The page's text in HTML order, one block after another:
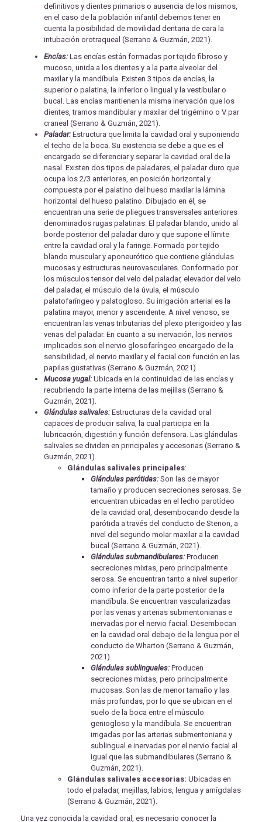
definitivos y dientes primarios o ausencia de los mismos,
en el caso de la población infantil debemos tener en
cuenta la posibilidad de movilidad dentaria de cara la
intubación orotraqueal (Serrano & Guzmán, 2021).
Encías: Las encías están formadas por tejido fibroso y
mucoso, unida a los dientes y a la parte alveolar del
maxilar y la mandíbula. Existen 3 tipos de encías, la
superior o palatina, la inferior o lingual y la vestibular o
bucal. Las encías mantienen la misma inervación que los
dientes, tramos mandibular y maxilar del trigémino o V par
craneal (Serrano & Guzmán, 2021).
Paladar: Estructura que limita la cavidad oral y suponiendo
el techo de la boca. Su existencia se debe a que es el
encargado se diferenciar y separar la cavidad oral de la
nasal. Existen dos tipos de paladares, el paladar duro que
ocupa los 2/3 anteriores, en posición horizontal y
compuesta por el palatino del hueso maxilar la lámina
horizontal del hueso palatino. Dibujado en él, se
encuentran una serie de pliegues transversales anteriores
denominados rugas palatinas. El paladar blando, unido al
borde posterior del paladar duro y que supone el límite
entre la cavidad oral y la faringe. Formado por tejido
blando muscular y aponeurótico que contiene glándulas
mucosas y estructuras neurovasculares. Conformado por
los músculos tensor del velo del paladar, elevador del velo
del paladar, el músculo de la úvula, el músculo
palatofaríngeo y palatogloso. Su irrigación arterial es la
palatina mayor, menor y ascendente. A nivel venoso, se
encuentran las venas tributarias del plexo pterigoideo y las
venas del paladar. En cuanto a su inervación, los nervios
implicados son el nervio glosofaríngeo encargado de la
sensibilidad, el nervio maxilar y el facial con función en las
papilas gustativas (Serrano & Guzmán, 2021).
Mucosa yugal: Ubicada en la continuidad de las encías y
recubriendo la parte interna de las mejillas (Serrano &
Guzmán, 2021).
Glándulas salivales: Estructuras de la cavidad oral
capaces de producir saliva, la cual participa en la
lubricación, digestión y función defensora. Las glándulas
salivales se dividen en principales y accesorias (Serrano &
Guzmán, 2021).
Glándulas salivales principales:
Glándulas parótidas: Son las de mayor
tamaño y producen secreciones serosas. Se
encuentran ubicadas en el lecho parotídeo
de la cavidad oral, desembocando desde la
parótida a través del conducto de Stenon, a
nivel del segundo molar maxilar a la cavidad
bucal (Serrano & Guzmán, 2021).
Glándulas submandibulares: Producen
secreciones mixtas, pero principalmente
serosa. Se encuentran tanto a nivel superior
como inferior de la parte posterior de la
mandíbula. Se encuentran vascularizadas
por las venas y arterias submentonianas e
inervadas por el nervio facial. Desembocan
en la cavidad oral debajo de la lengua por el
conducto de Wharton (Serrano & Guzmán,
2021).
Glándulas sublinguales: Producen
secreciones mixtas, pero principalmente
mucosas. Son las de menor tamaño y las
más profundas, por lo que se ubican en el
suelo de la boca entre el músculo
geniogloso y la mandíbula. Se encuentran
irrigadas por las arterias submentoniana y
sublingual e inervadas por el nervio facial al
igual que las submandibulares (Serrano &
Guzmán, 2021).
Glándulas salivales accesorias: Ubicadas en
todo el paladar, mejillas, labios, lengua y amígdalas
(Serrano & Guzmán, 2021).
Una vez conocida la cavidad oral, es necesario conocer la